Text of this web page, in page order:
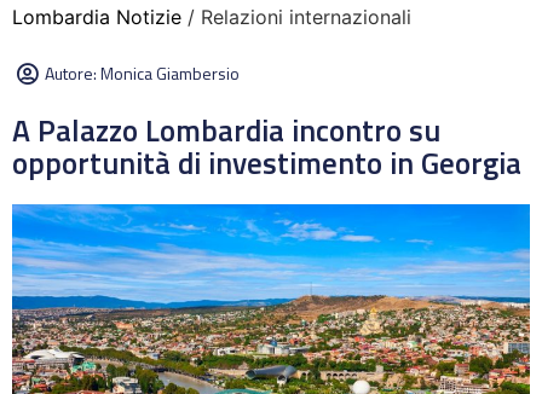
Lombardia Notizie / Relazioni internazionali
Autore:Monica Giambersio
A Palazzo Lombardia incontro su
opportunità di investimento in Georgia